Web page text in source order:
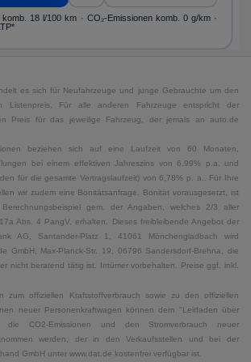
18 l/100 km · CO₂-Emissionen komb. 0 g/km ·
es sich für Neufahrzeuge und junge Gebrauchte um den
Listenpreis. Für alle anderen Fahrzeuge entspricht der
Preis für das jeweilige Fahrzeug, der jemals an auto.de
beziehen sich auf eine Laufzeit von 60 Monaten,
bei einem effektiven Jahreszins von 6,99% p.a. und
für die gesamte Vertragslaufzeit) von 6,78% p. a.. Für Ihre
wir zudem eine Bonitätsanfrage. Bonität vorausgesetzt, ist
gem. der Angaben, welches 2/3 aller
Abs. 4 PangV, erhalten. Dieses freibleibende Angebot der
AG, Santander-Platz 1, 41061 Mönchengladbach wird
GmbH, Max-Planck-Str. 19, 06796 Sandersdorf-Brehna, die
nicht beratend tätig ist. Irrtümer vorbehalten. Preise ggf. inkl.
zum offiziellen Kraftstoffverbrauch sowie zu den offiziellen
neuer Personenkraftwagen können dem "Leitfaden über
die CO2-Emissionen und den Stromverbrauch neuer
werden, der in den Verkaufsstellen und bei der
GmbH unter www.dat.de kostenfrei verfügbar ist.